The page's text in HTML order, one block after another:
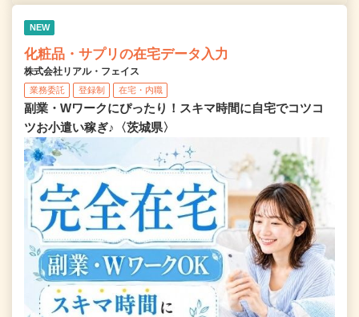
NEW
化粧品・サプリの在宅データ入力
株式会社リアル・フェイス
業務委託 登録制 在宅・内職
副業・Wワークにぴったり！スキマ時間に自宅でコツコ
ツお小遣い稼ぎ♪〈茨城県〉